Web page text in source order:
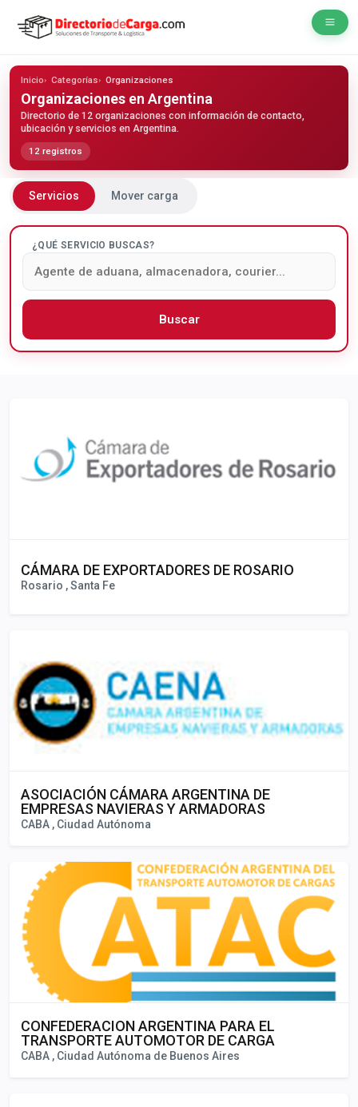
Inicio Categorías Organizaciones
Organizaciones en Argentina
Directorio de 12 organizaciones con información de contacto,
ubicación y servicios en Argentina.
12 registros
Servicios Mover carga
¿QUÉ SERVICIO BUSCAS?
Buscar
CÁMARA DE EXPORTADORES DE ROSARIO
Rosario , Santa Fe
ASOCIACIÓN CÁMARA ARGENTINA DE
EMPRESAS NAVIERAS Y ARMADORAS
CABA , Ciudad Autónoma
CONFEDERACION ARGENTINA PARA EL
TRANSPORTE AUTOMOTOR DE CARGA
CABA , Ciudad Autónoma de Buenos Aires